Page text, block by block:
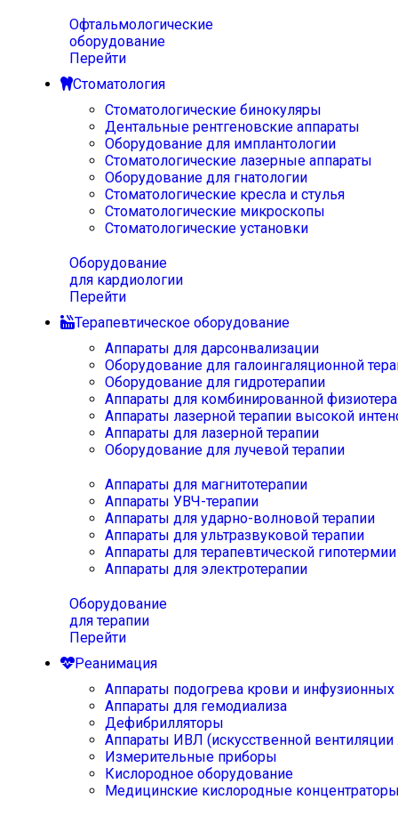
Офтальмологические
оборудование
Перейти
Стоматология
Стоматологические бинокуляры
Дентальные рентгеновские аппараты
Оборудование для имплантологии
Стоматологические лазерные аппараты
Оборудование для гнатологии
Стоматологические кресла и стулья
Стоматологические микроскопы
Стоматологические установки
Оборудование
для кардиологии
Перейти
Терапевтическое оборудование
Аппараты для дарсонвализации
Оборудование для галоингаляционной
Оборудование для гидротерапии
Аппараты для комбинированной
Аппараты лазерной терапии высокой
Аппараты для лазерной терапии
Оборудование для лучевой терапии
Аппараты для магнитотерапии
Аппараты УВЧ-терапии
Аппараты для ударно-волновой терапии
Аппараты для ультразвуковой терапии
Аппараты для терапевтической
Аппараты для электротерапии
Оборудование
для терапии
Перейти
Реанимация
Аппараты подогрева крови и инфузионных
Аппараты для гемодиализа
Дефибрилляторы
Аппараты ИВЛ (искусственной вентиляции
Измерительные приборы
Кислородное оборудование
Медицинские кислородные